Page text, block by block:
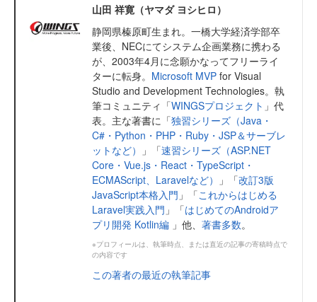
山田 祥寛（ヤマダ ヨシヒロ）
静岡県榛原町生まれ。一橋大学経済学部卒
業後、NECにてシステム企画業務に携わる
が、2003年4月に念願かなってフリーライ
ターに転身。 Microsoft MVP for Visual
Studio and Development Technologies。執
筆コミュニティ「WINGSプロジェクト 」代
表。主な著書に「独習シリーズ（Java・
C#・Python・PHP・Ruby・JSP＆サーブレ
ットなど）
」「速習シリーズ（ASP.NET
Core・Vue.js・React・TypeScript・
ECMAScript、Laravelなど）
」「改訂3版
JavaScript本格入門 」「これからはじめる
Laravel実践入門 」「はじめてのAndroidア
プリ開発 Kotlin編 」他、 著書多数。
※プロフィールは、執筆時点、または直近の記事の寄稿時点で
の内容です
この著者の最近の執筆記事